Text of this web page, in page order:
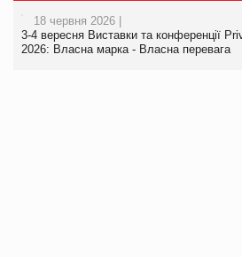
18 червня 2026 |
3-4 вересня Виставки та конференції
2026: Власна марка - Власна перевага